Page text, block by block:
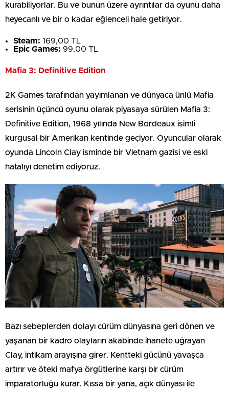
kurabiliyorlar. Bu ve bunun üzere ayrıntılar da oyunu daha
heyecanlı ve bir o kadar eğlenceli hale getiriyor.
Steam: 169,00 TL
Epic Games: 99,00 TL
Mafia 3: Definitive Edition
2K Games tarafından yayımlanan ve dünyaca ünlü Mafia
serisinin üçüncü oyunu olarak piyasaya sürülen Mafia 3:
Definitive Edition, 1968 yılında New Bordeaux isimli
kurgusal bir Amerikan kentinde geçiyor. Oyuncular olarak
oyunda Lincoln Clay isminde bir Vietnam gazisi ve eski
hatalıyı denetim ediyoruz.
Bazı sebeplerden dolayı cürüm dünyasına geri dönen ve
yaşanan bir kadro olayların akabinde ihanete uğrayan
Clay, intikam arayışına girer. Kentteki gücünü yavaşça
artırır ve öteki mafya örgütlerine karşı bir cürüm
imparatorluğu kurar. Kıssa bir yana, açık dünyası ile